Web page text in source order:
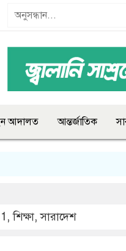
আদালত আন্তর্জাতিক
,শিক্ষা,সারাদেশ